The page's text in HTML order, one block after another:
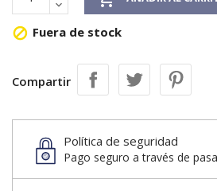
 Fuera de stock
Compartir
Política de seguridad
Pago seguro a través de